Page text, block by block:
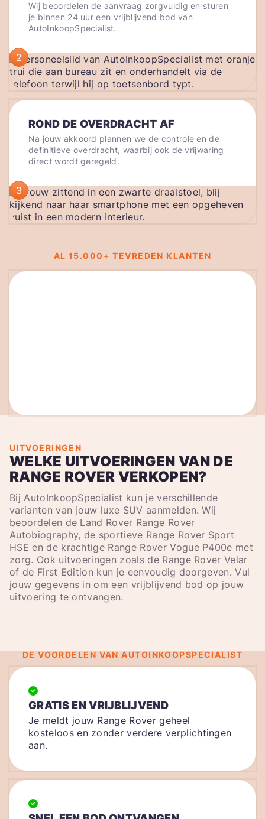
Wij beoordelen de aanvraag zorgvuldig en sturen
je binnen 24 uur een vrijblijvend bod van
AutoInkoopSpecialist.
2
ROND DE OVERDRACHT AF
Na jouw akkoord plannen we de controle en de
definitieve overdracht, waarbij ook de vrijwaring
direct wordt geregeld.
3
AL 15.000+ TEVREDEN KLANTEN
UITVOERINGEN
WELKE UITVOERINGEN VAN DE
RANGE ROVER VERKOPEN?
Bij AutoInkoopSpecialist kun je verschillende
varianten van jouw luxe SUV aanmelden. Wij
beoordelen de Land Rover Range Rover
Autobiography, de sportieve Range Rover Sport
HSE en de krachtige Range Rover Vogue P400e met
zorg. Ook uitvoeringen zoals de Range Rover Velar
of de First Edition kun je eenvoudig doorgeven. Vul
jouw gegevens in om een vrijblijvend bod op jouw
uitvoering te ontvangen.
DE VOORDELEN VAN AUTOINKOOPSPECIALIST
GRATIS EN VRIJBLIJVEND
Je meldt jouw Range Rover geheel
kosteloos en zonder verdere verplichtingen
aan.